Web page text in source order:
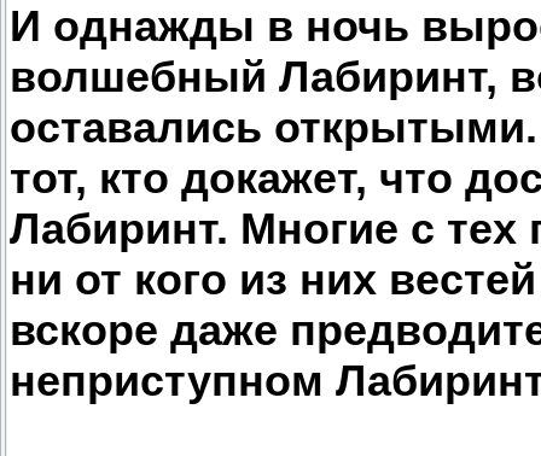
И однажды в ночь
волшебный Лабиринт,
оставались
тот, кто докажет, что
Лабиринт. Многие с тех
ни от кого из них
вскоре даже
неприступном